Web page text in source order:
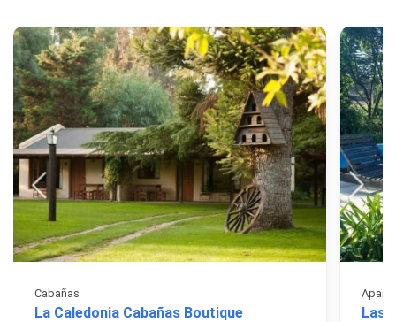
Cabañas
La Caledonia Cabañas Boutique
Apart
Las